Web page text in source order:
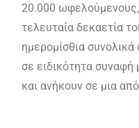
20.000 ωφελούμενους,
τελευταία δεκαετία
ημερομίσθια
σε ειδικότητα συναφή
και ανήκουν σε μια